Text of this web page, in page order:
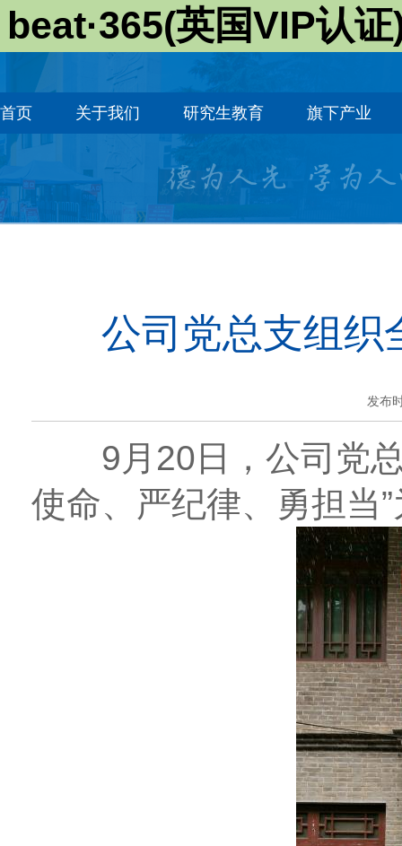
beat·365(英国VIP认
首页 关于我们 研究生教育 旗下产业
公司党总支组织
发布
9月20日，公司党总
使命、严纪律、勇担当